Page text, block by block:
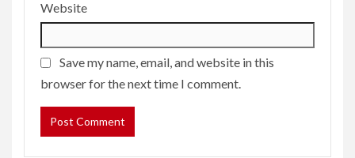
Website
Save my name, email, and website in this
browser for the next time I comment.